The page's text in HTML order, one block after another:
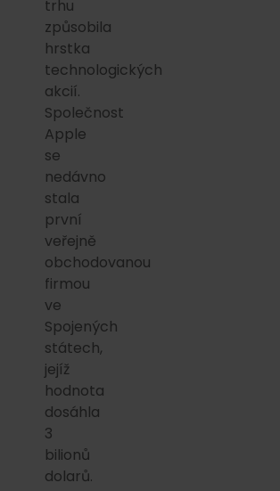
trhu
způsobila
hrstka
technologických
akcií.
Společnost
Apple
se
nedávno
stala
první
veřejně
obchodovanou
firmou
ve
Spojených
státech,
jejíž
hodnota
dosáhla
3
bilionů
dolarů.